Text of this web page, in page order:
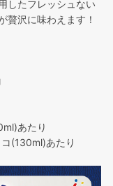
したフレッシュない
贅沢に味わえます！
あたり
(130ml)あたり